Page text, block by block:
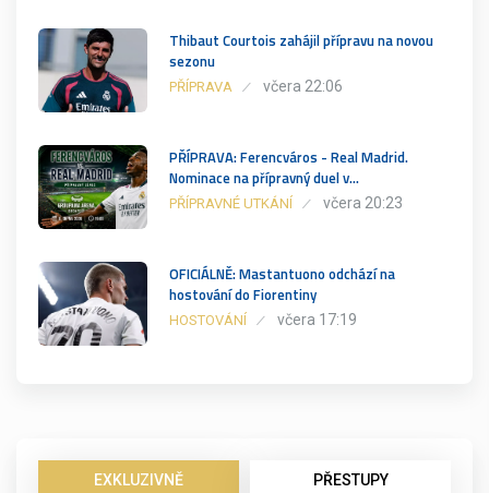
Thibaut Courtois zahájil přípravu na novou
sezonu
PŘÍPRAVA včera 22:06
PŘÍPRAVA: Ferencváros - Real Madrid.
Nominace na přípravný duel v…
PŘÍPRAVNÉ UTKÁNÍ včera 20:23
OFICIÁLNĚ: Mastantuono odchází na
hostování do Fiorentiny
HOSTOVÁNÍ včera 17:19
EXKLUZIVNĚ PŘESTUPY